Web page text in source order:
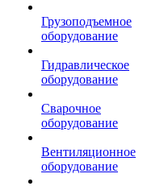
Грузоподъемное
оборудование
Гидравлическое
оборудование
Сварочное
оборудование
Вентиляционное
оборудование